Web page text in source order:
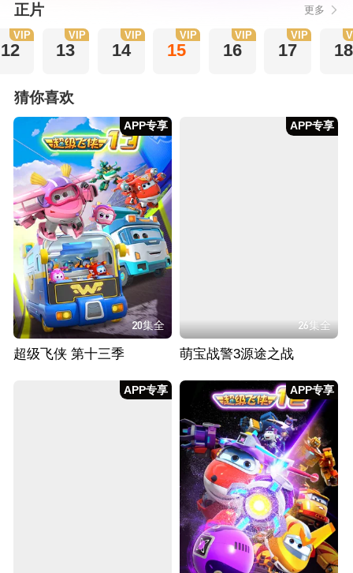
正片 更多
12
VIP
13
VIP
14
VIP
15
VIP
16
VIP
17
VIP
18
猜你喜欢
APP专享
20集全
超级飞侠 第十三季
APP专享
26集全
萌宝战警3源途之战
APP专享 APP专享